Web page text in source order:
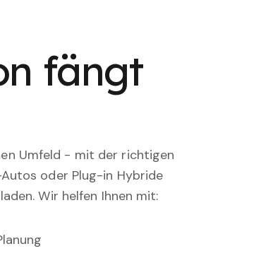
fängt
Umfeld - mit der richtigen
oder Plug-in Hybride
Wir helfen Ihnen mit: